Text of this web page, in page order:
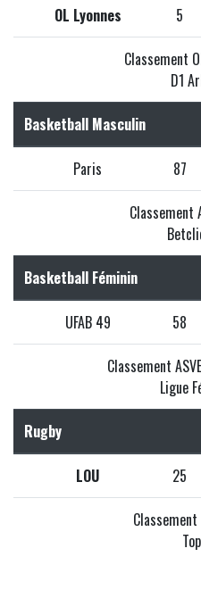
OL Lyonnes 5
Classement
D1
Basketball Masculin
Paris 87
Classement
Basketball Féminin
UFAB 49 58
Classement
Ligue
Rugby
LOU 25
Classement